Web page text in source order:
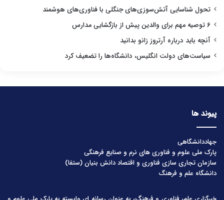
تحول شناسایی آتش‌سوزی‌های جنگلی با فناوری‌های هوشمند
۶ توصیه مهم برای والدین پیش از بازگشایی مدارس
آنچه باید درباره آرتروز زانو بدانید
سیاست‌های دولت انگلیس، دانشگاه‌ها را تضعیف کرد
پیوند ها
جهاددانشگاهی
پارک ملی علوم و فناوری های نرم و صنایع فرهنگی
سازمان تجاری سازی فناوری و اقتصاد دانش بنیان (ستفا)
دانشگاه علم و فرهنگ